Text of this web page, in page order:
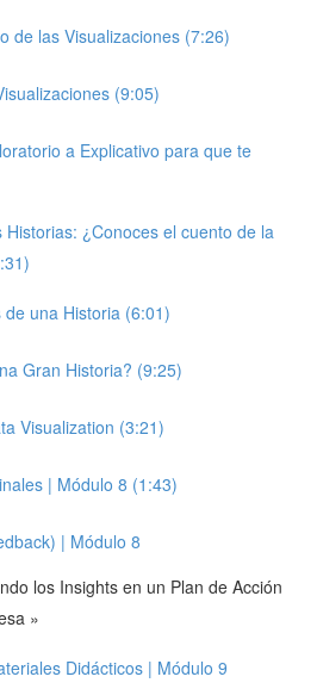
de las Visualizaciones (7:26)
(9:05)
a Explicativo para que te
Historias: ¿Conoces el cuento de la
de una Historia (6:01)
Gran Historia? (9:25)
Visualization (3:21)
| Módulo 8 (1:43)
| Módulo 8
los Insights en un Plan de Acción
»
Didácticos | Módulo 9